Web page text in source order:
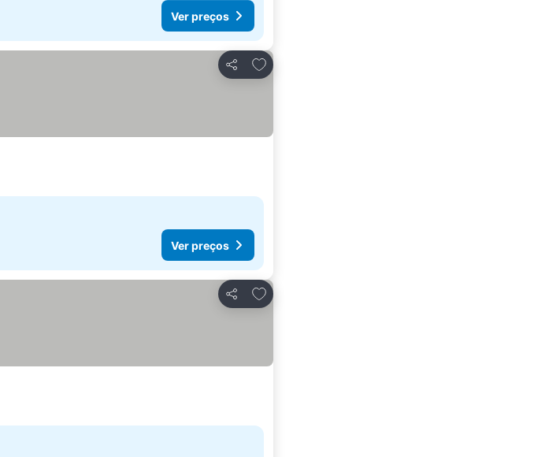
Ver preços
Partilhar
Adicionar aos favoritos
Ver preços
Partilhar
Adicionar aos favoritos